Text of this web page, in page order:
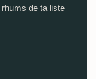
de ta liste